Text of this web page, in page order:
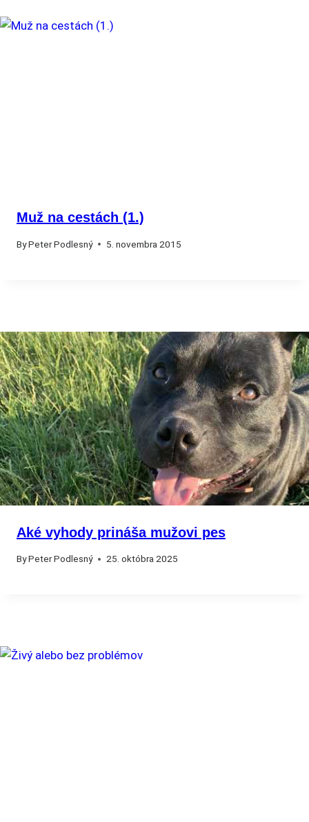
Muž na cestách (1.)
ByPeter Podlesný 5. novembra 2015
Aké vyhody prináša mužovi pes
ByPeter Podlesný 25. októbra 2025